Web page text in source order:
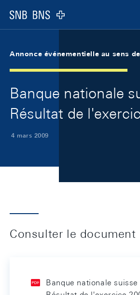
Logo
Annonce événementielle au sens
Banque nationale
Résultat de
4 mars 2009
Consulter le document
Banque nationale suisse